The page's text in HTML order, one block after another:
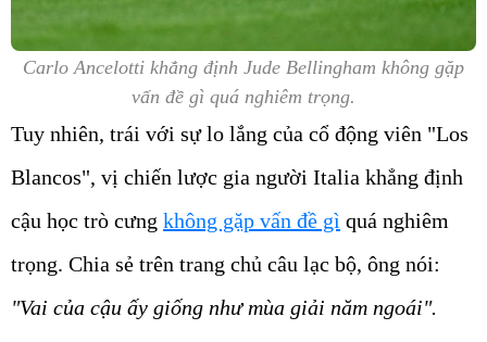
Carlo Ancelotti khẳng định Jude Bellingham không gặp
vấn đề gì quá nghiêm trọng.
Tuy nhiên, trái với sự lo lắng của cổ động viên "Los
Blancos", vị chiến lược gia người Italia khẳng định
cậu học trò cưng không gặp vấn đề gì quá nghiêm
trọng. Chia sẻ trên trang chủ câu lạc bộ, ông nói:
"Vai của cậu ấy giống như mùa giải năm ngoái".